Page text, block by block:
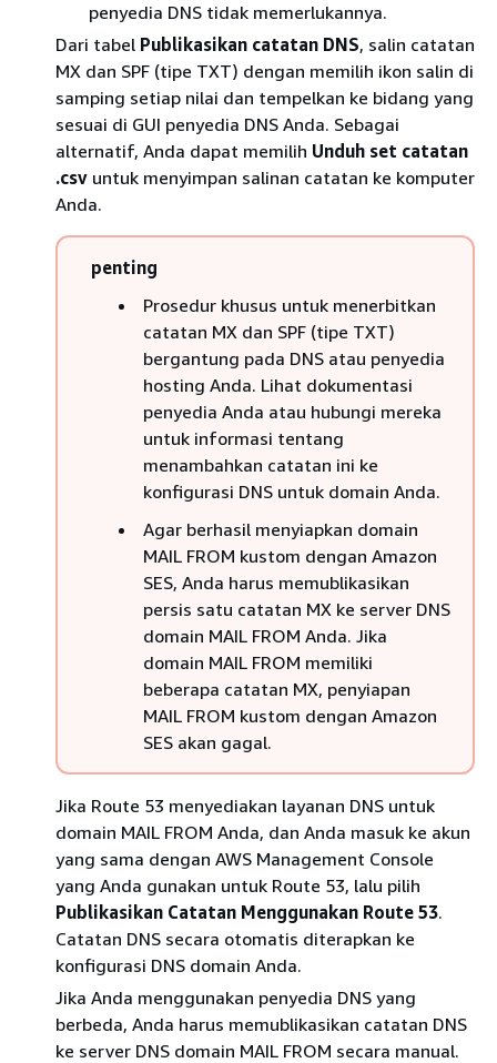
penyedia DNS tidak memerlukannya.
Dari tabel Publikasikan catatan DNS, salin catatan
MX dan SPF (tipe TXT) dengan memilih ikon salin di
samping setiap nilai dan tempelkan ke bidang yang
sesuai di GUI penyedia DNS Anda. Sebagai
alternatif, Anda dapat memilih Unduh set catatan
.csv untuk menyimpan salinan catatan ke komputer
Anda.
penting
Prosedur khusus untuk menerbitkan
catatan MX dan SPF (tipe TXT)
bergantung pada DNS atau penyedia
hosting Anda. Lihat dokumentasi
penyedia Anda atau hubungi mereka
untuk informasi tentang
menambahkan catatan ini ke
konfigurasi DNS untuk domain Anda.
Agar berhasil menyiapkan domain
MAIL FROM kustom dengan Amazon
SES, Anda harus memublikasikan
persis satu catatan MX ke server DNS
domain MAIL FROM Anda. Jika
domain MAIL FROM memiliki
beberapa catatan MX, penyiapan
MAIL FROM kustom dengan Amazon
SES akan gagal.
Jika Route 53 menyediakan layanan DNS untuk
domain MAIL FROM Anda, dan Anda masuk ke akun
yang sama dengan AWS Management Console
yang Anda gunakan untuk Route 53, lalu pilih
Publikasikan Catatan Menggunakan Route 53.
Catatan DNS secara otomatis diterapkan ke
konfigurasi DNS domain Anda.
Jika Anda menggunakan penyedia DNS yang
berbeda, Anda harus memublikasikan catatan DNS
ke server DNS domain MAIL FROM secara manual.